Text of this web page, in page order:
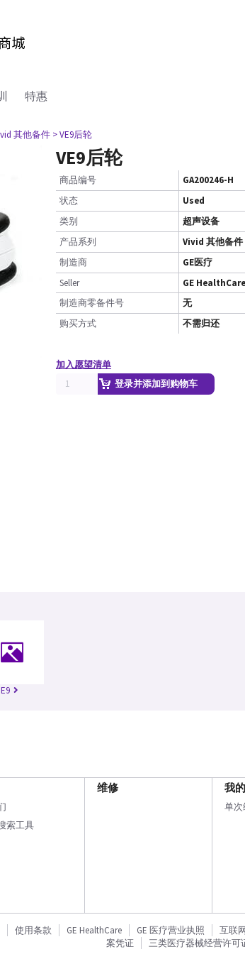
特惠
其他备件 > VE9后轮
VE9后轮
商品编号
GA200246-H
状态
Used
类别
超声设备
产品系列
Vivid 其他备件
制造商
GE医疗
Seller
GE HealthCare
制造商零备件号
无
购买方式
不需归还
加入愿望清单
登录并添加到购物车
索工具
维修 我
单次
使用条款 GE HealthCare GE 医疗营业执照 互联
案凭证
三类医疗器械经营许可